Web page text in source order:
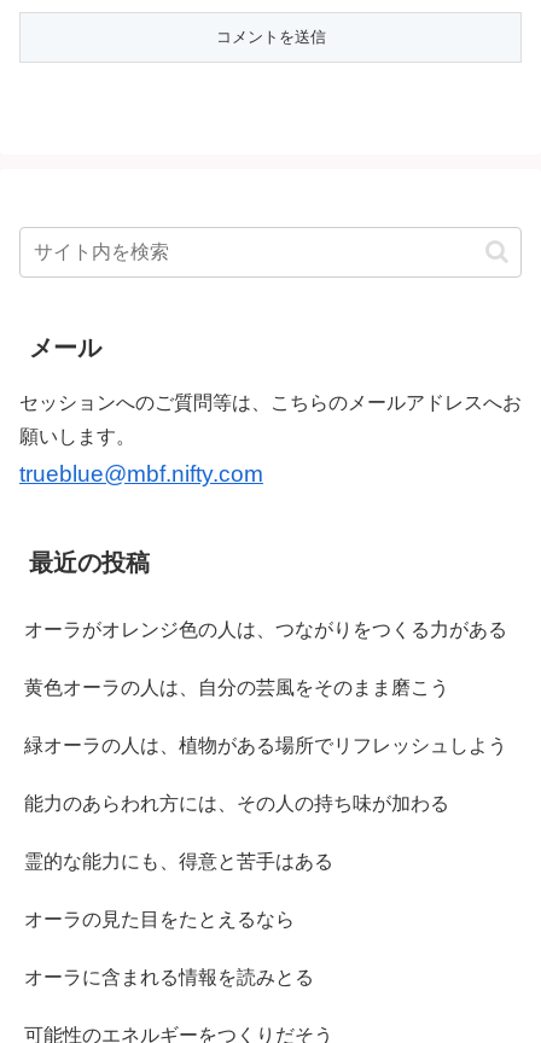
メール
セッションへのご質問等は、こちらのメールアドレスへお
願いします。
trueblue@mbf.nifty.com
最近の投稿
オーラがオレンジ色の人は、つながりをつくる力がある
黄色オーラの人は、自分の芸風をそのまま磨こう
緑オーラの人は、植物がある場所でリフレッシュしよう
能力のあらわれ方には、その人の持ち味が加わる
霊的な能力にも、得意と苦手はある
オーラの見た目をたとえるなら
オーラに含まれる情報を読みとる
可能性のエネルギーをつくりだそう